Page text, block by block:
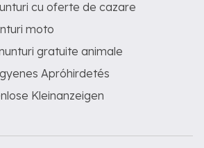
cu oferte de cazare
moto
gratuite animale
Apróhirdetés
Kleinanzeigen